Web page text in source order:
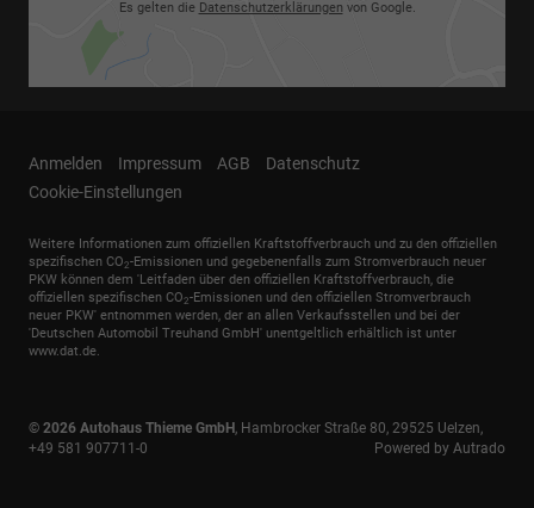
Es gelten die Datenschutzerklärungen von Google.
Anmelden Impressum AGB
Datenschutz
Cookie-Einstellungen
Weitere Informationen zum offiziellen Kraftstoffverbrauch und zu den offiziellen
spezifischen CO2-Emissionen und gegebenenfalls zum Stromverbrauch neuer
PKW können dem 'Leitfaden über den offiziellen Kraftstoffverbrauch, die
offiziellen spezifischen CO2-Emissionen und den offiziellen Stromverbrauch
neuer PKW' entnommen werden, der an allen Verkaufsstellen und bei der
'Deutschen Automobil Treuhand GmbH' unentgeltlich erhältlich ist unter
www.dat.de.
© 2026 Autohaus Thieme GmbH Hambrocker Straße 80 29525 Uelzen,
+49 581 907711-0
Powered by Autrado